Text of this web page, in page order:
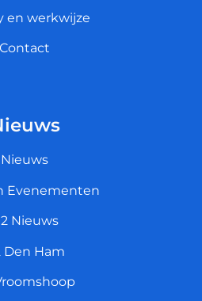
en werkwijze
Contact
Nieuws
Evenementen
Nieuws
Den Ham